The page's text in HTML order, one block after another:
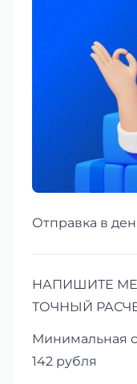
Отправка в
НАПИШИТЕ
ТОЧНЫЙ
Минимальная
142 рубля